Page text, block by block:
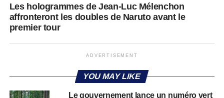
Les hologrammes de Jean-Luc Mélenchon
affronteront les doubles de Naruto avant le
premier tour
ADVERTISEMENT
YOU MAY LIKE
Le gouvernement lance un numéro vert